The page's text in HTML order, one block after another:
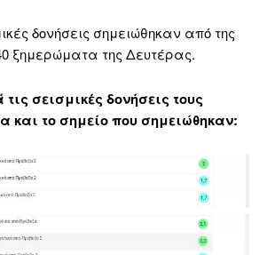
δονήσεις σημειώθηκαν από της
ξημερώματα της Δευτέρας.
σεισμικές δονήσεις τους
και το σημείο που σημειώθηκαν: